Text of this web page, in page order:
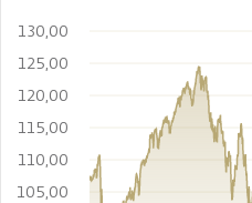
105,00
110,00
115,00
120,00
125,00
130,00